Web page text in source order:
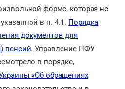
форме, которая не
в п. 4.1. Порядка
документов для
пенсий. Управление ПФУ
в порядке,
«Об обращениях